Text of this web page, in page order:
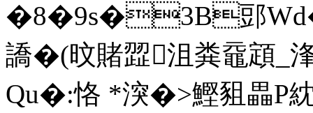
�8�9s�3B郖
譑�(旼賭歰沮粪黿顁_
Qu�:恪 *湥�>鰹豠畾P